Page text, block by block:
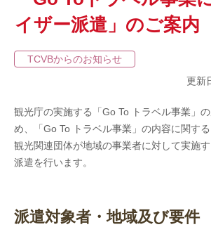
イザー派遣」のご案内
TCVBからのお知らせ
更新
観光庁の実施する「Go To トラベル事業」
め、「Go To トラベル事業」の内容に関する
観光関連団体が地域の事業者に対して実施
派遣を行います。
派遣対象者・地域及び要件